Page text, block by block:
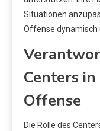
Situationen
Offense dynamisch
Centers
Offense
Die Rolle des